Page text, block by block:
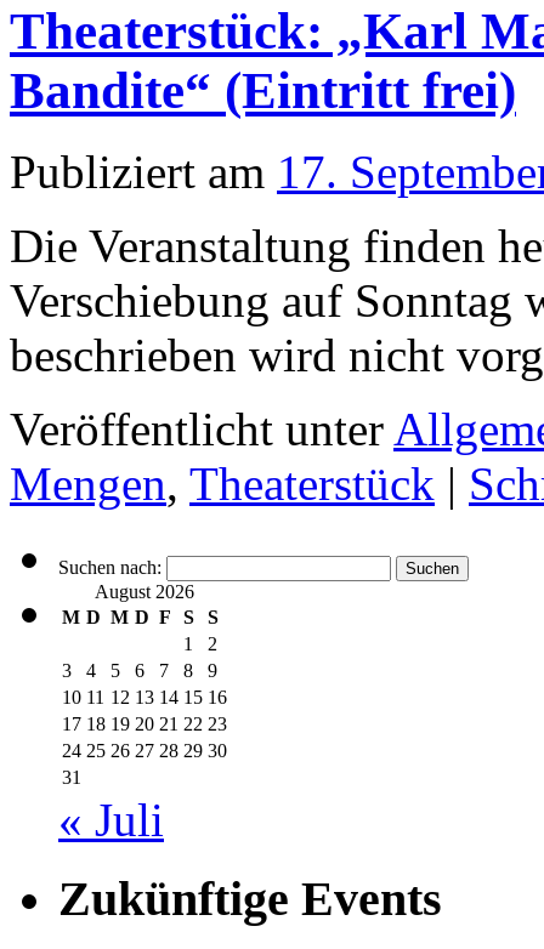
Theaterstück: „Karl
Bandite“ (Eintritt frei)
Publiziert am 17.
Die Veranstaltung finden
Verschiebung auf Sonntag
beschrieben wird nicht
Veröffentlicht unter
Mengen, Theaterstück |
Suchen nach:
August 2026
M D M D F S
S
1
2
3
4 5 6 7 8
9
10 11 12 13 14 15 16
17 18 19 20 21 22 23
24 25 26 27 28 29 30
31
« Juli
Zukünftige Events